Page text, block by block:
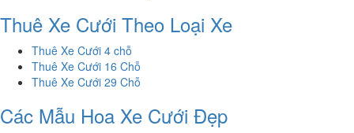
Thuê Xe Cưới Theo Loại Xe
Thuê Xe Cưới 4 chỗ
Thuê Xe Cưới 16 Chỗ
Thuê Xe Cưới 29 Chỗ
Các Mẫu Hoa Xe Cưới Đẹp